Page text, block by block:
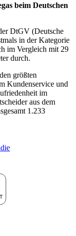
beim Deutschen
DtGV (Deutsche
in der Kategorie
im Vergleich mit 29
durch.
größten
Kundenservice und
im
aus dem
1.233